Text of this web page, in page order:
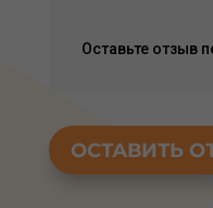
Оставьте отзыв
ОСТАВИТЬ